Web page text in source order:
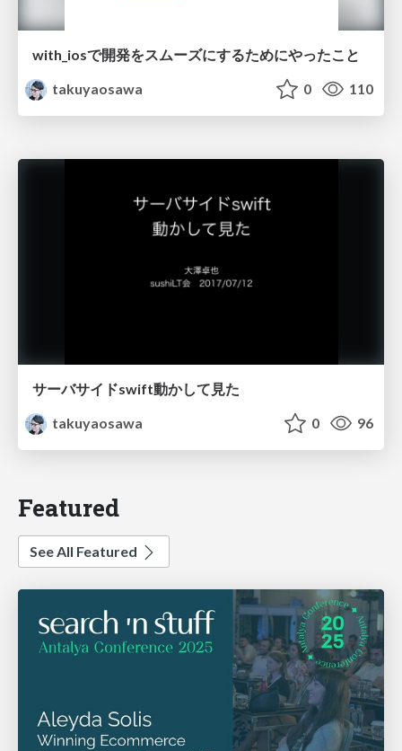
with_iosで開発をスムーズにするためにやったこと
takuyaosawa
0 110
サーバサイドswift動かして見た
takuyaosawa
0 96
Featured
See All Featured